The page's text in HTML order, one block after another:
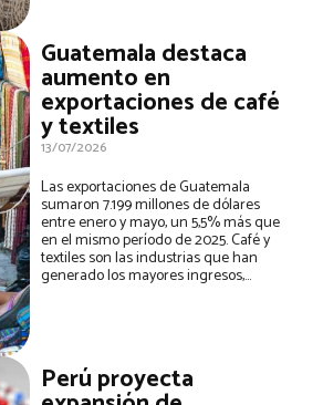
Guatemala destaca
aumento en
exportaciones de café
y textiles
13/07/2026
Las exportaciones de Guatemala
sumaron 7.199 millones de dólares
entre enero y mayo, un 5,5% más que
en el mismo período de 2025. Café y
textiles son las industrias que han
generado los mayores ingresos,...
Perú proyecta